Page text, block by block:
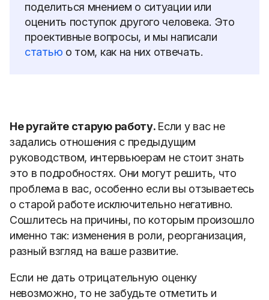
поделиться мнением о ситуации или
оценить поступок другого человека. Это
проективные вопросы, и мы написали
статью о том, как на них отвечать.
Не ругайте старую работу. Если у вас не
задались отношения с предыдущим
руководством, интервьюерам не стоит знать
это в подробностях. Они могут решить, что
проблема в вас, особенно если вы отзываетесь
о старой работе исключительно негативно.
Сошлитесь на причины, по которым произошло
именно так: изменения в роли, реорганизация,
разный взгляд на ваше развитие.
Если не дать отрицательную оценку
невозможно, то не забудьте отметить и